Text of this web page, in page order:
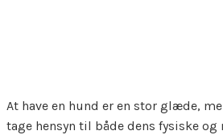
At have en hund er en stor glæde,
tage hensyn til både dens fysiske